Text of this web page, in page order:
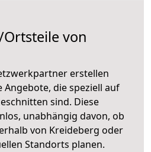
von
erstellen
die speziell auf
sind. Diese
unabhängig davon, ob
von Kreideberg oder
Standorts planen.